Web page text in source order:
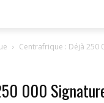
Centrafrique : Déjà 250
000